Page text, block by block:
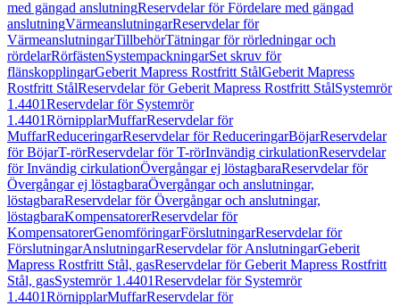
med gängad anslutningReservdelar för Fördelare med gängad
anslutningVärmeanslutningarReservdelar för
VärmeanslutningarTillbehörTätningar för rörledningar och
rördelarRörfästenSystempackningarSet skruv för
flänskopplingarGeberit Mapress Rostfritt StålGeberit Mapress
Rostfritt StålReservdelar för Geberit Mapress Rostfritt StålSystemrör
1.4401Reservdelar för Systemrör
1.4401RörnipplarMuffarReservdelar för
MuffarReduceringarReservdelar för ReduceringarBöjarReservdelar
för BöjarT-rörReservdelar för T-rörInvändig cirkulationReservdelar
för Invändig cirkulationÖvergångar ej löstagbaraReservdelar för
Övergångar ej löstagbaraÖvergångar och anslutningar,
löstagbaraReservdelar för Övergångar och anslutningar,
löstagbaraKompensatorerReservdelar för
KompensatorerGenomföringarFörslutningarReservdelar för
FörslutningarAnslutningarReservdelar för AnslutningarGeberit
Mapress Rostfritt Stål, gasReservdelar för Geberit Mapress Rostfritt
Stål, gasSystemrör 1.4401Reservdelar för Systemrör
1.4401RörnipplarMuffarReservdelar för